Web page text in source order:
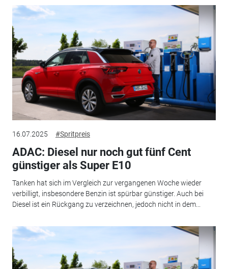
16.07.2025 #Spritpreis
ADAC: Diesel nur noch gut fünf Cent
günstiger als Super E10
Tanken hat sich im Vergleich zur vergangenen Woche wieder
verbilligt, insbesondere Benzin ist spürbar günstiger. Auch bei
Diesel ist ein Rückgang zu verzeichnen, jedoch nicht in dem...